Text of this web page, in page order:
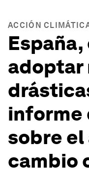
ACCIÓN
adoptar
informe
sobre
cambio